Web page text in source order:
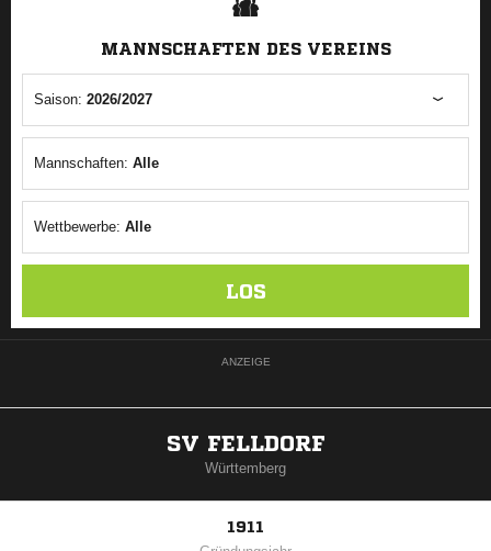
MANNSCHAFTEN DES VEREINS
Saison: 2026/2027
Mannschaften: Alle
Wettbewerbe: Alle
LOS
ANZEIGE
SV FELLDORF
Württemberg
1911